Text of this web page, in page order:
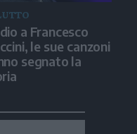
a Francesco
le sue canzoni
segnato la